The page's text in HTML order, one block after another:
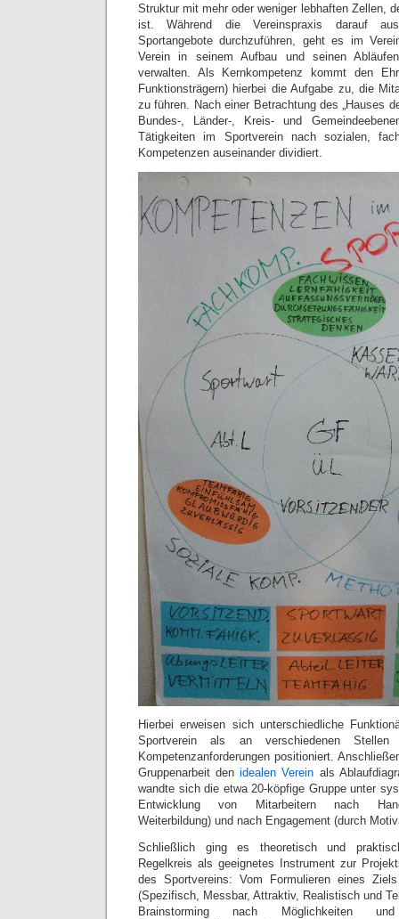
Struktur mit mehr oder weniger lebhaften Zellen,
ist. Während die Vereinspraxis darauf
Sportangebote durchzuführen, geht es im
Verein in seinem Aufbau und seinen
verwalten. Als Kernkompetenz kommt den
Funktionsträgern) hierbei die Aufgabe zu, die
zu führen. Nach einer Betrachtung des „Hauses
Bundes-, Länder-, Kreis- und
Tätigkeiten im Sportverein nach sozialen,
Kompetenzen auseinander dividiert.
Hierbei erweisen sich unterschiedliche
Sportverein als an verschiedenen
Kompetenzanforderungen positioniert.
Gruppenarbeit denidealen Verein als
wandte sich die etwa 20-köpfige Gruppe unter
Entwicklung von Mitarbeitern nach
Weiterbildung) und nach Engagement (durch
Schließlich ging es theoretisch und
Regelkreis als geeignetes Instrument zur
des Sportvereins: Vom Formulieren eines
(Spezifisch, Messbar, Attraktiv, Realistisch und
Brainstorming nach Möglichkeiten